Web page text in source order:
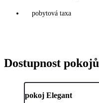
pobytová taxa
Dostupnost pokojů
pokoj Elegant